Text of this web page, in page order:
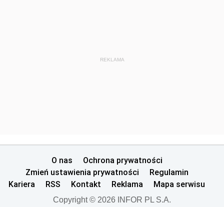
REKLAMA
O nas
Ochrona prywatności
Zmień ustawienia prywatności
Regulamin
Kariera
RSS Kontakt Reklama Mapa serwisu
Copyright © 2026 INFOR PL S.A.